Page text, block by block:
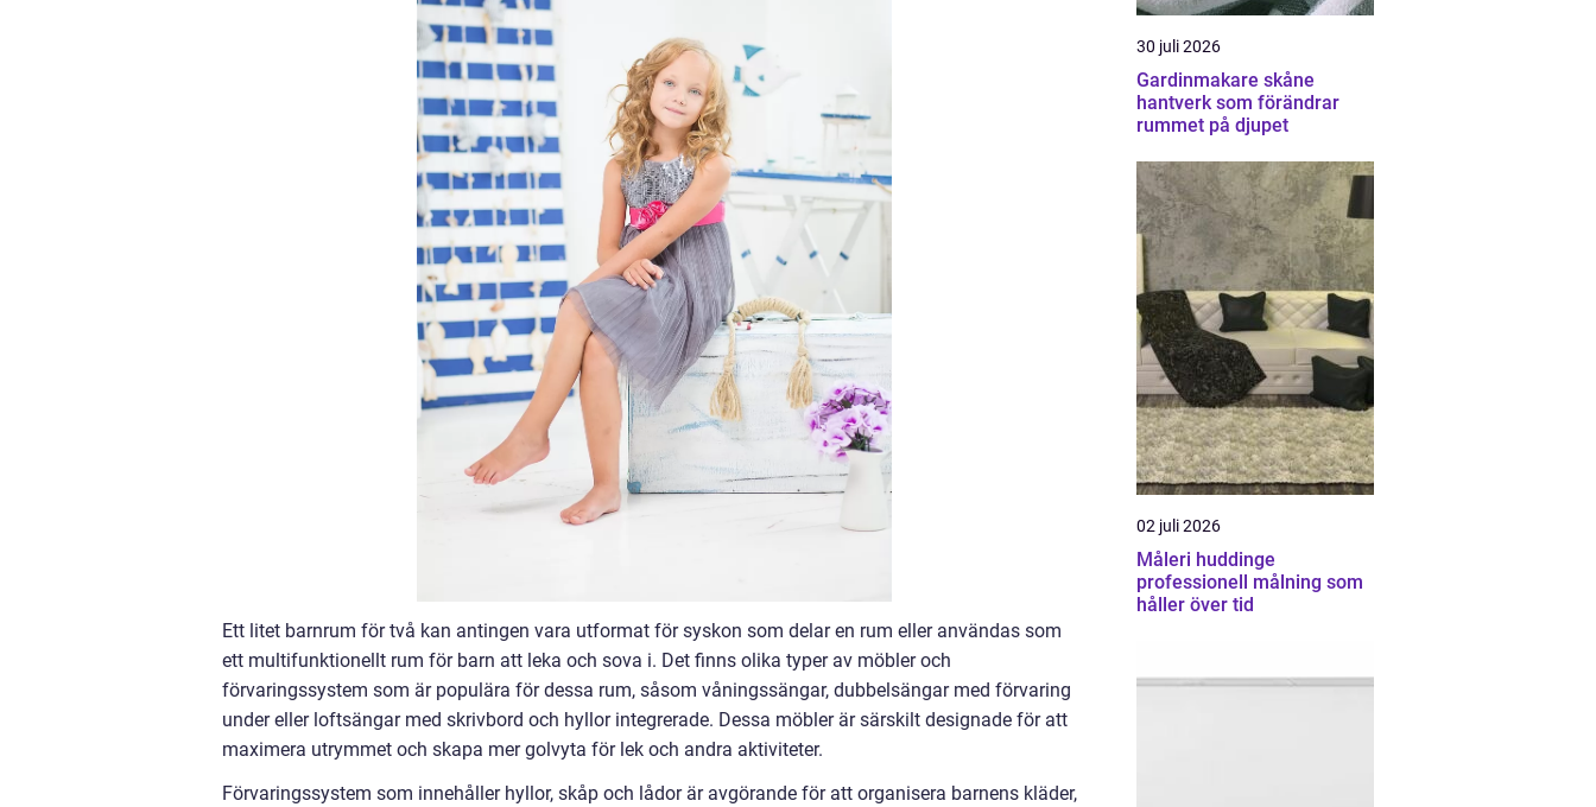
Ett litet barnrum för två kan antingen vara utformat för syskon som delar en rum eller användas som
ett multifunktionellt rum för barn att leka och sova i. Det finns olika typer av möbler och
förvaringssystem som är populära för dessa rum, såsom våningssängar, dubbelsängar med förvaring
under eller loftsängar med skrivbord och hyllor integrerade. Dessa möbler är särskilt designade för att
maximera utrymmet och skapa mer golvyta för lek och andra aktiviteter.
Förvaringssystem som innehåller hyllor, skåp och lådor är avgörande för att organisera barnens kläder,
30 juli 2026
Gardinmakare skåne
hantverk som förändrar
rummet på djupet
02 juli 2026
Måleri huddinge
professionell målning som
håller över tid